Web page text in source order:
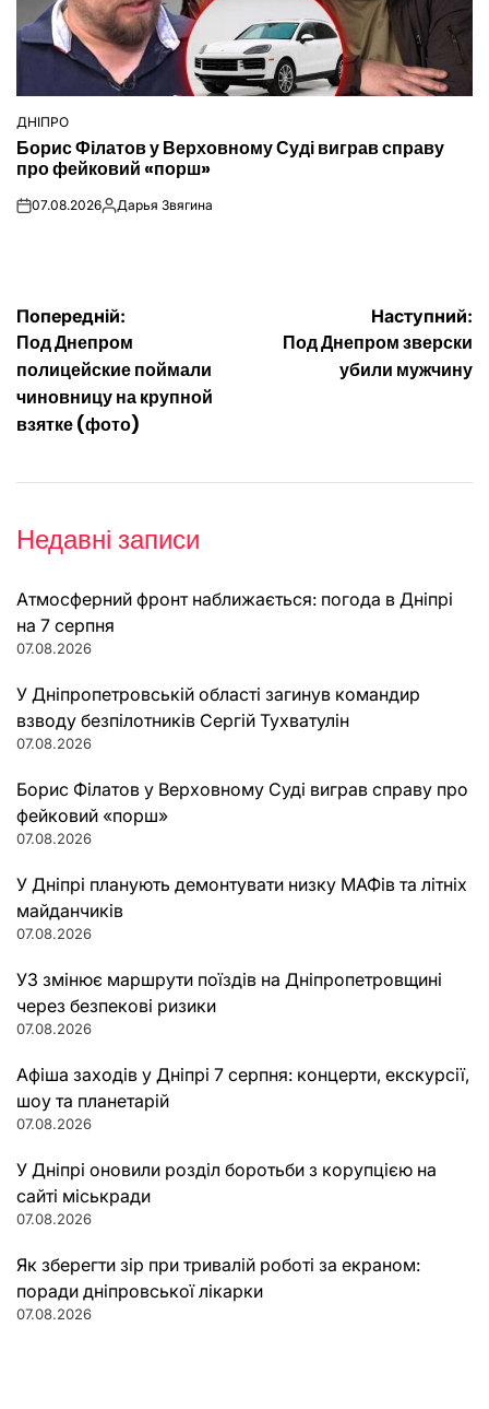
ОПУБЛІКУВАТИ
У
ДНІПРО
Борис Філатов у Верховному Суді виграв справу
про фейковий «порш»
on07.08.2026Опубліковано
Дарья Звягина
Навігація
записів
Попередній:
Под Днепром
полицейские поймали
чиновницу на крупной
взятке (фото)
Наступний:
Под Днепром зверски
убили мужчину
Недавні записи
Атмосферний фронт наближається: погода в Дніпрі
на 7 серпня
07.08.2026
У Дніпропетровській області загинув командир
взводу безпілотників Сергій Тухватулін
07.08.2026
Борис Філатов у Верховному Суді виграв справу про
фейковий «порш»
07.08.2026
У Дніпрі планують демонтувати низку МАФів та літніх
майданчиків
07.08.2026
УЗ змінює маршрути поїздів на Дніпропетровщині
через безпекові ризики
07.08.2026
Афіша заходів у Дніпрі 7 серпня: концерти, екскурсії,
шоу та планетарій
07.08.2026
У Дніпрі оновили розділ боротьби з корупцією на
сайті міськради
07.08.2026
Як зберегти зір при тривалій роботі за екраном:
поради дніпровської лікарки
07.08.2026